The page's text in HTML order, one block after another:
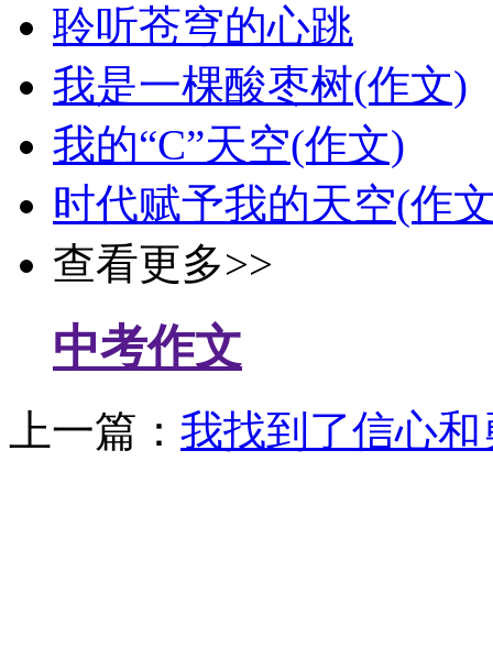
聆听苍穹的心跳
我是一棵酸枣树(作文)
我的“C”天空(作文)
时代赋予我的天空(作
查看更多>>
中考作文
上一篇： 我找到了信心